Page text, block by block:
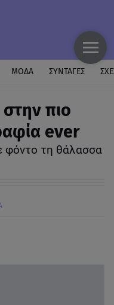
ΜΟΔΑ ΣΥΝΤΑΓΕΣ
πιο
ever
φόντο τη θάλασσα